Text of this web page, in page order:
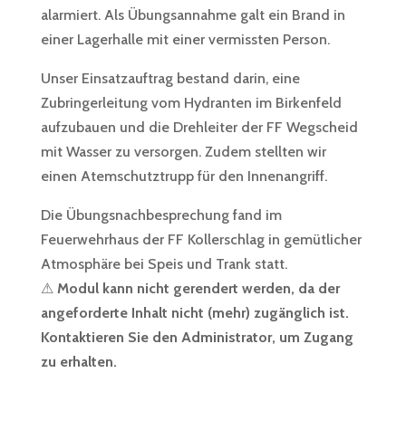
alarmiert. Als Übungsannahme galt ein Brand in
einer Lagerhalle mit einer vermissten Person.
Unser Einsatzauftrag bestand darin, eine
Zubringerleitung vom Hydranten im Birkenfeld
aufzubauen und die Drehleiter der FF Wegscheid
mit Wasser zu versorgen. Zudem stellten wir
einen Atemschutztrupp für den Innenangriff.
Die Übungsnachbesprechung fand im
Feuerwehrhaus der FF Kollerschlag in gemütlicher
Atmosphäre bei Speis und Trank statt.
⚠ Modul kann nicht gerendert werden, da der
angeforderte Inhalt nicht (mehr) zugänglich ist.
Kontaktieren Sie den Administrator, um Zugang
zu erhalten.